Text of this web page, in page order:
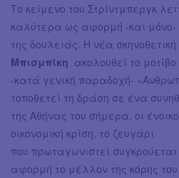
Το κείμενο του Στρίντμπεργκ
καλύτερα ως αφορμή -και μόνο-
της δουλειάς. Η νέα
Μπισμπίκη ακολουθεί το
-κατά γενική παραδοχή-
τοποθετεί τη δράση σε ένα
της Αθήνας του σήμερα, οι
οικονομική κρίση, το ζευγάρι
που πρωταγωνιστεί
αφορμή το μέλλον της κόρης